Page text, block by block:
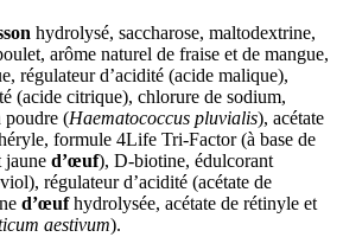
hydrolysé, saccharose, maltodextrine,
arôme naturel de fraise et de mangue,
régulateur d’acidité (acide malique),
(acide citrique), chlorure de sodium,
poudre (Haematococcus pluvialis), acétate
formule 4Life Tri-Factor (à base de
jaune d’œuf), D-biotine, édulcorant
régulateur d’acidité (acétate de
d’œufhydrolysée, acétate de rétinyle et
aestivum).